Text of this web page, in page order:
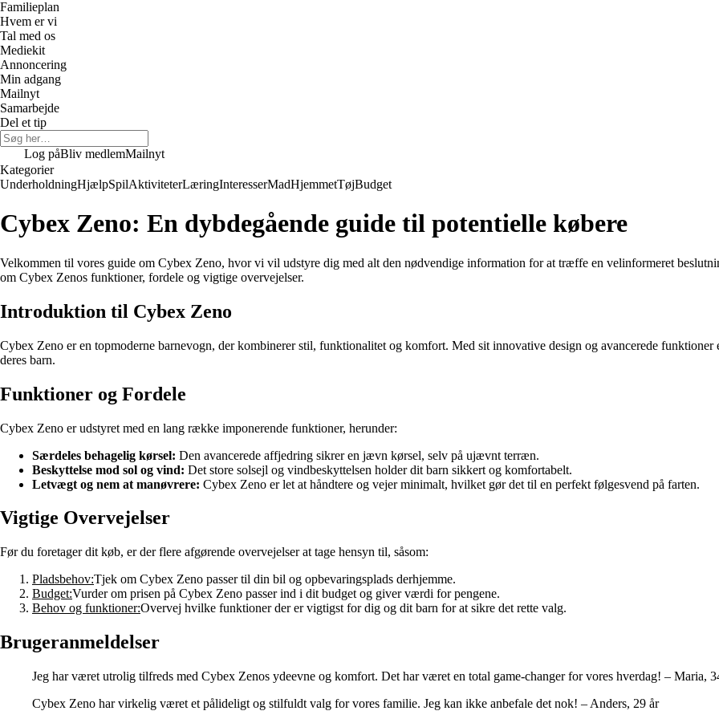
Familieplan
Hvem er vi
Tal med os
Mediekit
Annoncering
Min adgang
Mailnyt
Samarbejde
Del et tip
Log påBliv medlemMailnyt
Kategorier
UnderholdningHjælpSpilAktiviteterLæringInteresserMadHjemmetTøjBudget
Cybex Zeno: En dybdegående guide til potentielle købere
Velkommen til vores guide om Cybex Zeno, hvor vi vil udstyre dig med alt den nødvendige information for at træffe en velinformeret
om Cybex Zenos funktioner, fordele og vigtige overvejelser.
Introduktion til Cybex Zeno
Cybex Zeno er en topmoderne barnevogn, der kombinerer stil, funktionalitet og komfort. Med sit innovative design og avancerede
deres barn.
Funktioner og Fordele
Cybex Zeno er udstyret med en lang række imponerende funktioner, herunder:
Særdeles behagelig kørsel: Den avancerede affjedring sikrer en jævn kørsel, selv på ujævnt terræn.
Beskyttelse mod sol og vind: Det store solsejl og vindbeskyttelsen holder dit barn sikkert og komfortabelt.
Letvægt og nem at manøvrere: Cybex Zeno er let at håndtere og vejer minimalt, hvilket gør det til en perfekt følgesvend på farten.
Vigtige Overvejelser
Før du foretager dit køb, er der flere afgørende overvejelser at tage hensyn til, såsom:
Pladsbehov:Tjek om Cybex Zeno passer til din bil og opbevaringsplads derhjemme.
Budget:Vurder om prisen på Cybex Zeno passer ind i dit budget og giver værdi for pengene.
Behov og funktioner:Overvej hvilke funktioner der er vigtigst for dig og dit barn for at sikre det rette valg.
Brugeranmeldelser
Jeg har været utrolig tilfreds med Cybex Zenos ydeevne og komfort. Det har været en total game-changer for vores hverdag! – Maria,
Cybex Zeno har virkelig været et pålideligt og stilfuldt valg for vores familie. Jeg kan ikke anbefale det nok! – Anders, 29 år